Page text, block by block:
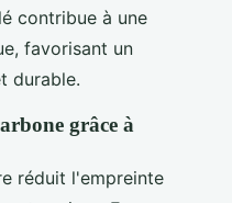
contribue à une
favorisant un
durable.
grâce à
réduit l'empreinte